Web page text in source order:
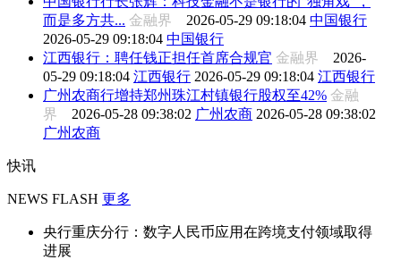
而是多方共... 金融界 2026-05-29 09:18:04 中国银行
2026-05-29 09:18:04 中国银行
江西银行：聘任钱正担任首席合规官 金融界 2026-
05-29 09:18:04 江西银行 2026-05-29 09:18:04 江西银行
广州农商行增持郑州珠江村镇银行股权至42% 金融
界 2026-05-28 09:38:02 广州农商 2026-05-28 09:38:02
广州农商
快讯
NEWS FLASH 更多
央行重庆分行：数字人民币应用在跨境支付领域取得
进展